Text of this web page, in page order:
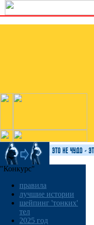
"Конкурс"
правила
лучшие истории
шейпинг 'тонких'
тел
2025 год